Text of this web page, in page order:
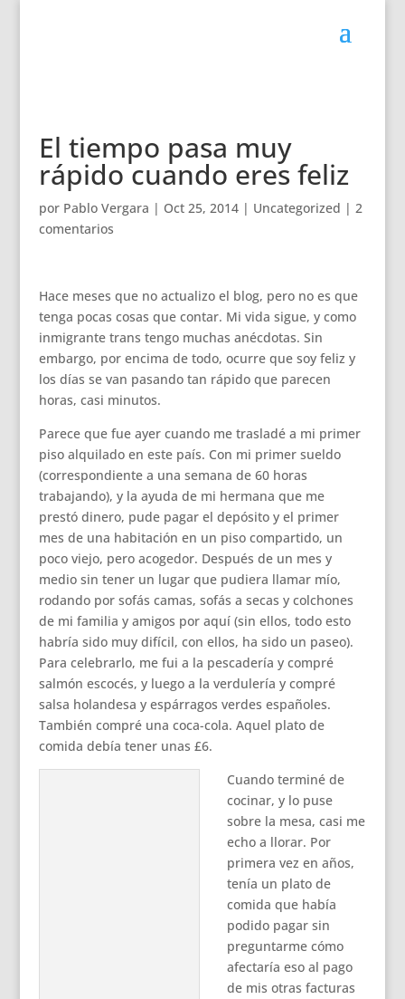
El tiempo pasa muy
rápido cuando eres feliz
por Pablo Vergara | Oct 25, 2014| Uncategorized | 2
comentarios
Hace meses que no actualizo el blog, pero no es que
tenga pocas cosas que contar. Mi vida sigue, y como
inmigrante trans tengo muchas anécdotas. Sin
embargo, por encima de todo, ocurre que soy feliz y
los días se van pasando tan rápido que parecen
horas, casi minutos.
Parece que fue ayer cuando me trasladé a mi primer
piso alquilado en este país. Con mi primer sueldo
(correspondiente a una semana de 60 horas
trabajando), y la ayuda de mi hermana que me
prestó dinero, pude pagar el depósito y el primer
mes de una habitación en un piso compartido, un
poco viejo, pero acogedor. Después de un mes y
medio sin tener un lugar que pudiera llamar mío,
rodando por sofás camas, sofás a secas y colchones
de mi familia y amigos por aquí (sin ellos, todo esto
habría sido muy difícil, con ellos, ha sido un paseo).
Para celebrarlo, me fui a la pescadería y compré
salmón escocés, y luego a la verdulería y compré
salsa holandesa y espárragos verdes españoles.
También compré una coca-cola. Aquel plato de
comida debía tener unas £6.
Cuando terminé de
cocinar, y lo puse
sobre la mesa, casi me
echo a llorar. Por
primera vez en años,
tenía un plato de
comida que había
podido pagar sin
preguntarme cómo
afectaría eso al pago
de mis otras facturas